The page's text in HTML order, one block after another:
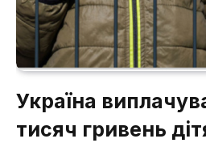
Україна
тисяч гривень